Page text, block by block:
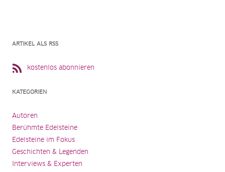
ARTIKEL ALS RSS
kostenlos abonnieren
KATEGORIEN
Autoren
Berühmte Edelsteine
Edelsteine im Fokus
Geschichten & Legenden
Interviews & Experten